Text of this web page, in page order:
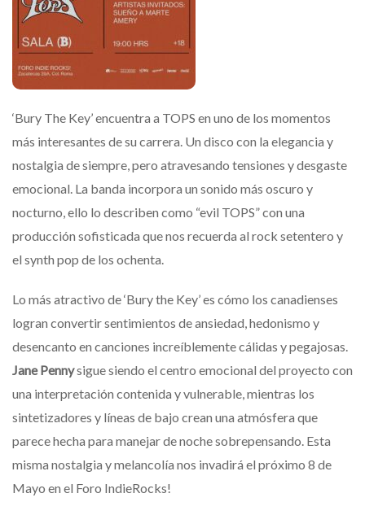
‘Bury The Key’ encuentra a TOPS en uno de los momentos
más interesantes de su carrera. Un disco con la elegancia y
nostalgia de siempre, pero atravesando tensiones y desgaste
emocional. La banda incorpora un sonido más oscuro y
nocturno, ello lo describen como “evil TOPS” con una
producción sofisticada que nos recuerda al rock setentero y
el synth pop de los ochenta.
Lo más atractivo de ‘Bury the Key’ es cómo los canadienses
logran convertir sentimientos de ansiedad, hedonismo y
desencanto en canciones increíblemente cálidas y pegajosas.
Jane Pennysigue siendo el centro emocional del proyecto con
una interpretación contenida y vulnerable, mientras los
sintetizadores y líneas de bajo crean una atmósfera que
parece hecha para manejar de noche sobrepensando. Esta
misma nostalgia y melancolía nos invadirá el próximo 8 de
Mayo en el Foro IndieRocks!